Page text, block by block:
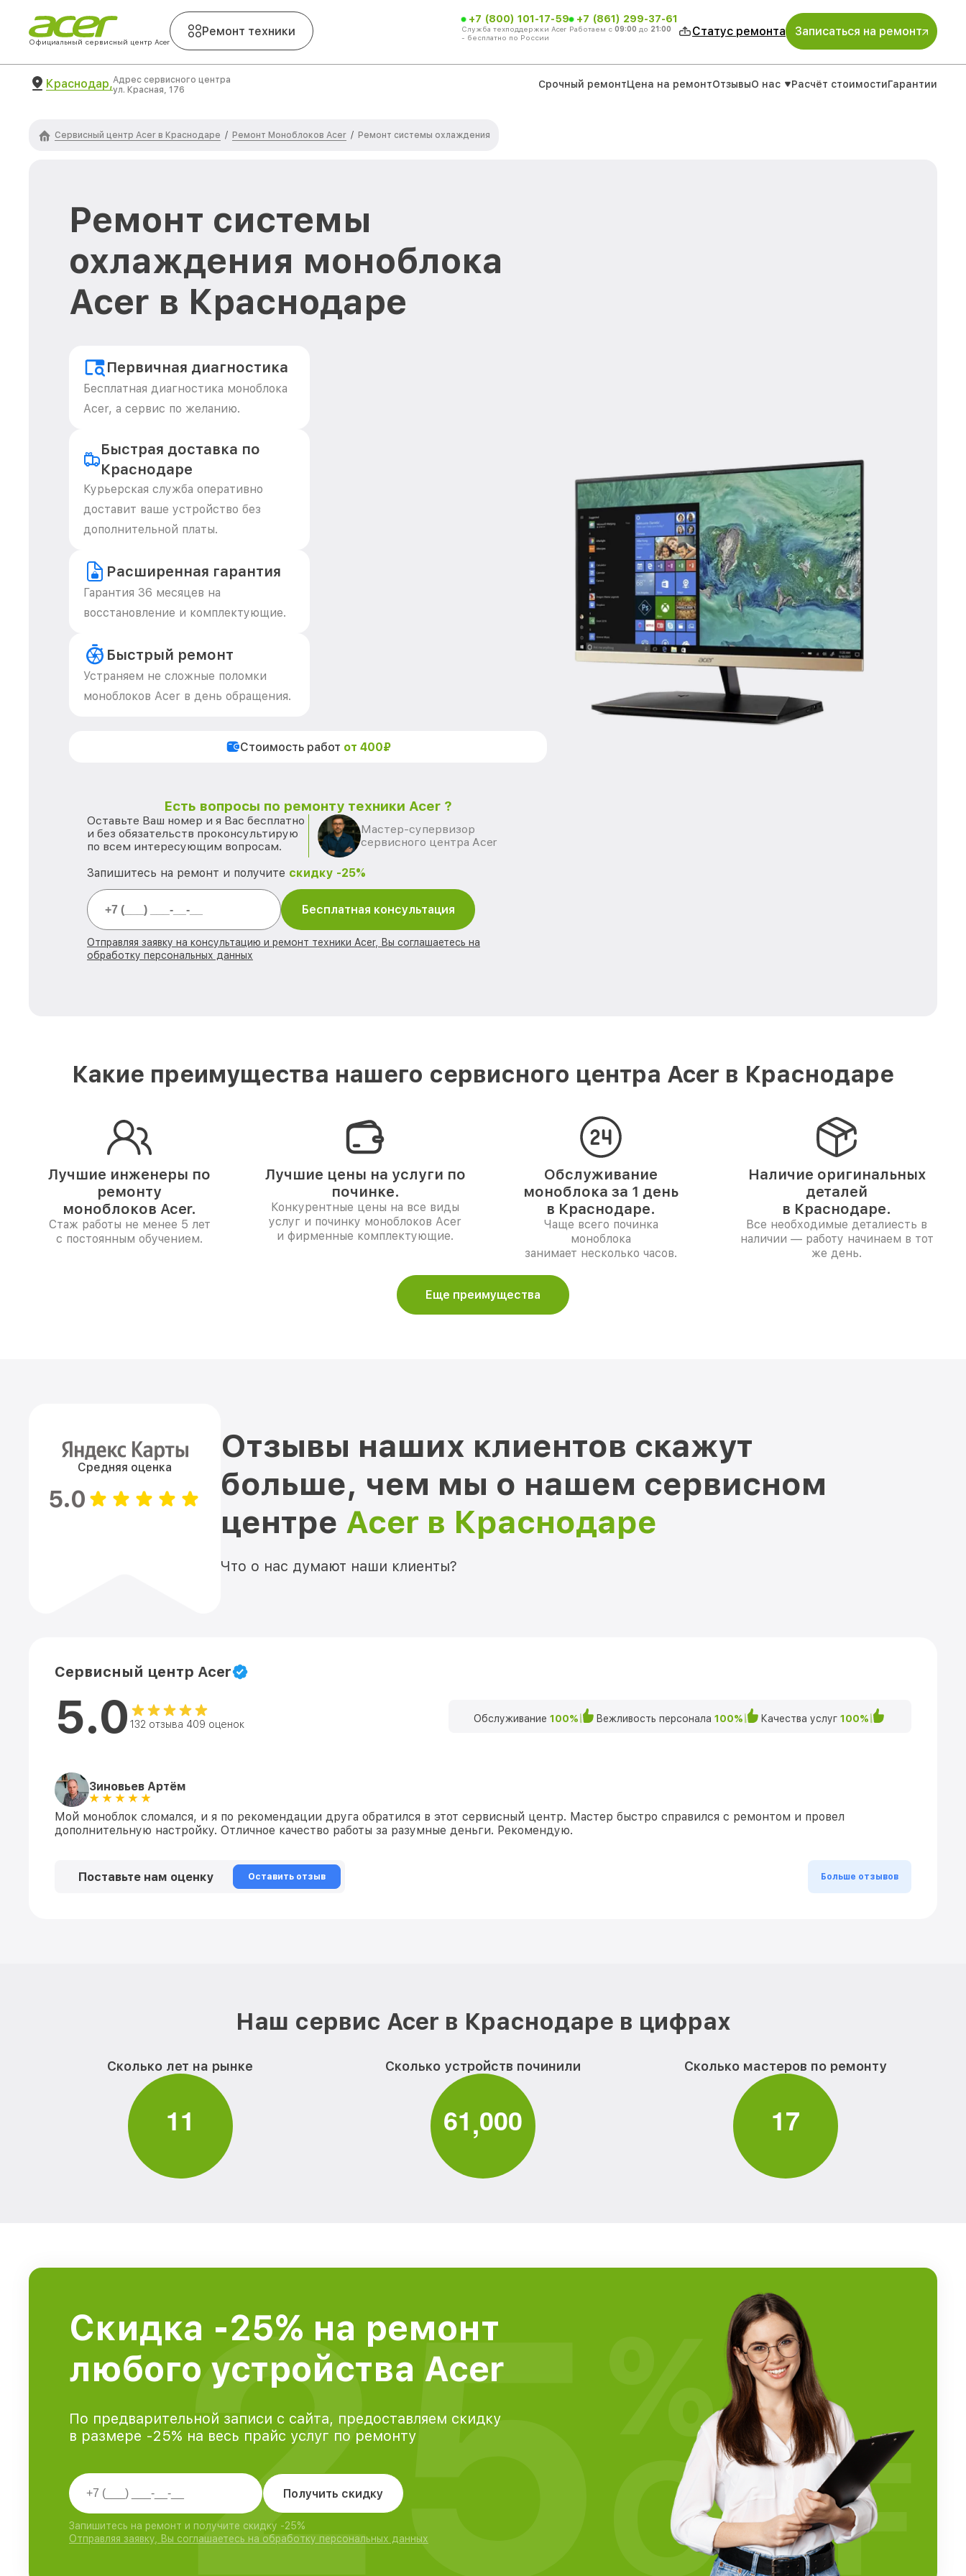
Официальный сервисный центр Acer
Ремонт техники
+7 (800) 101-17-59
Служба техподдержки Acer
- бесплатно по России
+7 (861) 299-37-61
Работаем с 09:00 до 21:00 Статус ремонта Записаться на ремонт
Краснодар,Адрес сервисного центра
ул. Красная, 176
Срочный ремонтЦена на ремонтОтзывыО нас Расчёт стоимостиГарантии
Сервисный центр Acer в Краснодаре / Ремонт Моноблоков Acer / Ремонт системы охлаждения
Ремонт системы
охлаждения моноблока
Acer в Краснодаре
Первичная диагностика
Бесплатная диагностика моноблока
Acer, а сервис по желанию.
Быстрая доставка по
Краснодаре
Курьерская служба оперативно
доставит ваше устройство без
дополнительной платы.
Расширенная гарантия
Гарантия 36 месяцев на
восстановление и комплектующие.
Быстрый ремонт
Устраняем не сложные поломки
моноблоков Acer в день обращения.
Стоимость работ от 400₽
Есть вопросы по ремонту техники Acer ?
Оставьте Ваш номер и я Вас бесплатно
и без обязательств проконсультирую
по всем интересующим вопросам.
Мастер-супервизор
сервисного центра Acer
Запишитесь на ремонт и получите скидку -25%
Бесплатная консультация
Отправляя заявку на консультацию и ремонт техники Acer, Вы соглашаетесь на
обработку персональных данных
Какие преимущества нашего сервисного центра Acer в Краснодаре
Лучшие инженеры по
ремонту
моноблоков Acer.
Стаж работы не менее 5 лет
с постоянным обучением.
Лучшие цены на услуги по
починке.
Конкурентные цены на все виды
услуг и починку моноблоков Acer
и фирменные комплектующие.
Обслуживание
моноблока за 1 день
в Краснодаре.
Чаще всего починка
моноблока
занимает несколько часов.
Наличие оригинальных
деталей
в Краснодаре.
Все необходимые деталиесть в
наличии — работу начинаем в тот
же день.
Еще преимущества
Средняя оценка
5.0
Отзывы наших клиентов скажут
больше, чем мы о нашем сервисном
центре Acer в Краснодаре
Что о нас думают наши клиенты?
Сервисный центр Acer
5.0 132 отзыва 409 оценок Обслуживание 100% Вежливость персонала 100% Качества услуг 100%
Зиновьев Артём
Мой моноблок сломался, и я по рекомендации друга обратился в этот сервисный центр. Мастер быстро справился с ремонтом и провел
дополнительную настройку. Отличное качество работы за разумные деньги. Рекомендую.
Поставьте нам оценку Оставить отзыв Больше отзывов
Наш сервис Acer в Краснодаре в цифрах
Сколько лет на рынке
11
Сколько устройств починили
61,000
Сколько мастеров по ремонту
17
Скидка -25% на ремонт
любого устройства Acer
По предварительной записи с сайта, предоставляем скидку
в размере -25% на весь прайс услуг по ремонту
Получить скидку
Запишитесь на ремонт и получите скидку -25%
Отправляя заявку, Вы соглашаетесь на обработку персональных данных
25 %
OFF